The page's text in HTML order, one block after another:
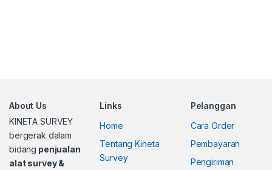
About Us
KINETA SURVEY
bergerak dalam
bidang penjualan
alat survey &
Links
Home
Tentang Kineta
Survey
Pelanggan
Cara Order
Pembayaran
Pengiriman